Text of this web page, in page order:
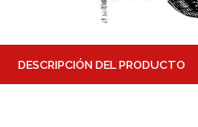
DESCRIPCIÓN DEL PRODUCTO